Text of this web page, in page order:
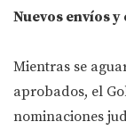
Nuevos envíos
Mientras se
aprobados, el
nominaciones